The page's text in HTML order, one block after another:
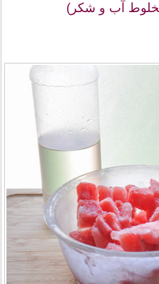
آب و شکر)